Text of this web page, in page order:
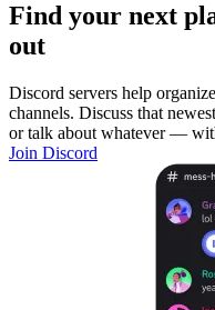
Find your next
out
Discord servers help
channels. Discuss that
or talk about whatever —
Join Discord